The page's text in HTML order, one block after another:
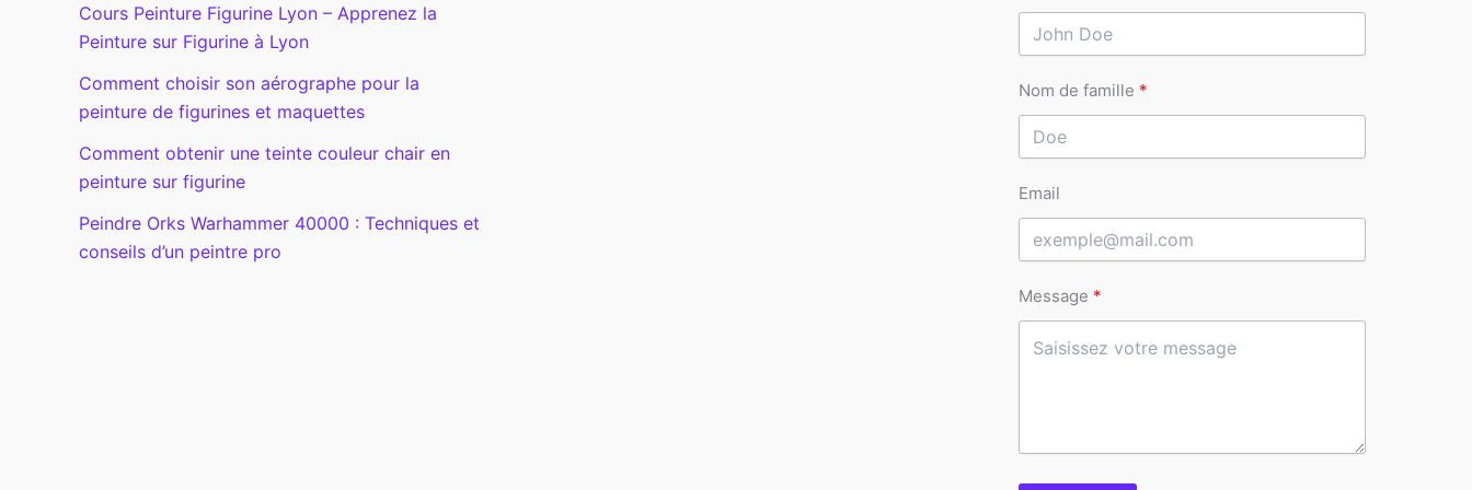
Cours Peinture Figurine Lyon – Apprenez la
Peinture sur Figurine à Lyon
Comment choisir son aérographe pour la
peinture de figurines et maquettes
Comment obtenir une teinte couleur chair en
peinture sur figurine
Peindre Orks Warhammer 40000 : Techniques et
conseils d’un peintre pro
Nom de famille
Email
Message